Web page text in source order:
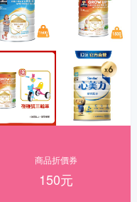
商品折價券
150元